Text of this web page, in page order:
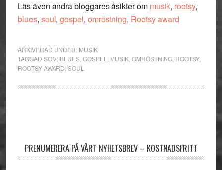
Läs även andra bloggares åsikter om musik, rootsy,
blues, soul, gospel, omröstning, Rootsy award
ARKIVERAD UNDER: MUSIK
TAGGAD SOM: BLUES, GOSPEL MUSIK, OMRÖSTNING, ROOTSY,
ROOTSY AWARD SOUL
PRENUMERERA PÅ VÅRT NYHETSBREV – KOSTNADSFRITT